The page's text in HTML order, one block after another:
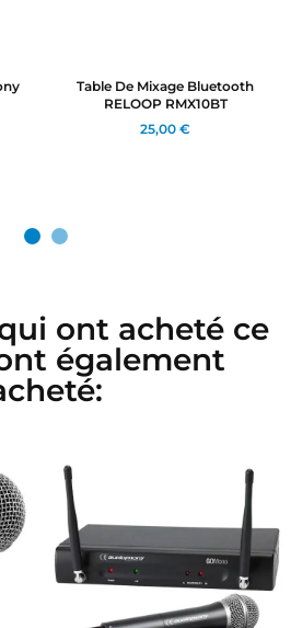
Table De Mixage Bluetooth
RELOOP RMX10BT
25,00 €
ont acheté ce
également